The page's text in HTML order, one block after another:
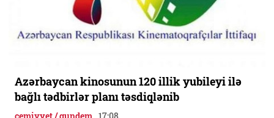
Azərbaycan kinosunun 120 illik yubileyi ilə
bağlı tədbirlər planı təsdiqlənib